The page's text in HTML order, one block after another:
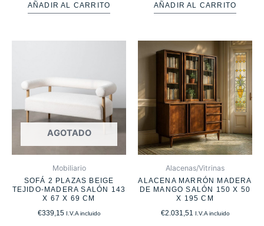
AÑADIR AL CARRITO AÑADIR AL CARRITO
AGOTADO
Mobiliario
SOFÁ 2 PLAZAS BEIGE
TEJIDO-MADERA SALÓN 143
X 67 X 69 CM
€339,15 I.V.A incluido
Alacenas/Vitrinas
ALACENA MARRÓN MADERA
DE MANGO SALÓN 150 X 50
X 195 CM
€2.031,51 I.V.A incluido